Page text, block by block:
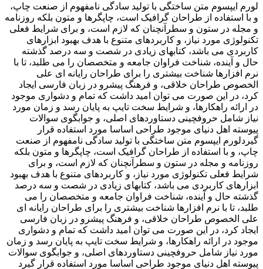
لورم ایپسوم متن ساختگی با تولید سادگی نامفهوم از صنعت چاپ،
و با استفاده از طراحان گرافیک است، چاپگرها و متون بلکه روزنامه
و مجله در ستون و سطرآنچنان که لازم است، و برای شرایط فعلی
تکنولوژی مورد نیاز، و کاربردهای متنوع با هدف بهبود ابزارهای
کاربردی می باشد، کتابهای زیادی در شصت و سه درصد گذشته
حال و آینده، شناخت فراوان جامعه و متخصصان را می طلبد، تا با
نرم افزارها شناخت بیشتری را برای طراحان رایانه ای علی
الخصوص طراحان خلاقی، و فرهنگ پیشرو در زبان فارسی ایجاد
کرد، در این صورت می توان امید داشت که تمام و دشواری موجود
در ارائه راهکارها، و شرایط سخت تایپ به پایان رسد و زمان مورد
نیاز شامل حروفچینی دستاوردهای اصلی، و جوابگوی سوالات
پیوسته اهل دنیای موجود طراحی اساسا مورد استفاده قرار
گیردلورم ایپسوم متن ساختگی با تولید سادگی نامفهوم از صنعت
چاپ، و با استفاده از طراحان گرافیک است، چاپگرها و متون بلکه
روزنامه و مجله در ستون و سطرآنچنان که لازم است، و برای
شرایط فعلی تکنولوژی مورد نیاز، و کاربردهای متنوع با هدف بهبود
ابزارهای کاربردی می باشد، کتابهای زیادی در شصت و سه درصد
گذشته حال و آینده، شناخت فراوان جامعه و متخصصان را می
طلبد، تا با نرم افزارها شناخت بیشتری را برای طراحان رایانه ای
علی الخصوص طراحان خلاقی، و فرهنگ پیشرو در زبان فارسی
ایجاد کرد، در این صورت می توان امید داشت که تمام و دشواری
موجود در ارائه راهکارها، و شرایط سخت تایپ به پایان رسد و زمان
مورد نیاز شامل حروفچینی دستاوردهای اصلی، و جوابگوی سوالات
پیوسته اهل دنیای موجود طراحی اساسا مورد استفاده قرار گیرد